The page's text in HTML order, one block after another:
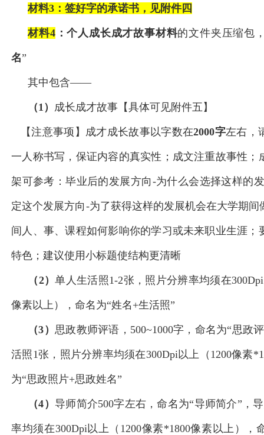
材料3 ：签好字的承诺书 ，见附件四
材料4：个人成长成才故事材料的文件夹压缩包
名”
其中包含——
（1） 成长成才故事【具体可见附件五】
【注意事项】成才成长故事以字数在2000字左右，
一人称书写，保证内容的真实性；成文注重故事性；
架可参考：毕业后的发展方向-为什么会选择这样的
定这个发展方向-为了获得这样的发展机会在大学期
间人、事、课程如何影响你的学习或未来职业生涯；
特色；建议使用小标题使结构更清晰
（2）单人生活照1-2张，照片分辨率均须在
像素以上），命名为“姓名+生活照”
（3） 思政教师评语，500~1000字，命名为“思政
活照1张，照片分辨率均须在300Dpi以上（1200像素
为“思政照片+思政姓名”
（4） 导师简介500字左右，命名为“导师简介”，
率均须在300Dpi以上（1200像素*1800像素以上），